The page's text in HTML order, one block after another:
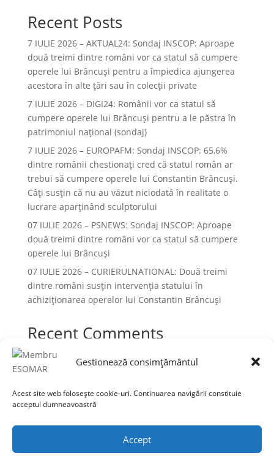
Gestionează consimțământul
Acest site web folosește cookie-uri. Continuarea navigării constituie
acceptul dumneavoastră
Accept
Recent Posts
7 IULIE 2026 – AKTUAL24: Sondaj INSCOP: Aproape
două treimi dintre români vor ca statul să cumpere
operele lui Brâncuşi pentru a împiedica ajungerea
acestora în alte ţări sau în colecţii private
7 IULIE 2026 – DIGI24: Românii vor ca statul să
cumpere operele lui Brâncuși pentru a le păstra în
patrimoniul național (sondaj)
7 IULIE 2026 – EUROPAFM: Sondaj INSCOP: 65,6%
dintre românii chestionați cred că statul român ar
trebui să cumpere operele lui Constantin Brâncuși.
Câți susțin că nu au văzut niciodată în realitate o
lucrare aparținând sculptorului
07 IULIE 2026 – PSNEWS: Sondaj INSCOP: Aproape
două treimi dintre români vor ca statul să cumpere
operele lui Brâncuși
07 IULIE 2026 – CURIERULNATIONAL: Două treimi
dintre români susțin intervenția statului în
achiziționarea operelor lui Constantin Brâncuși
Recent Comments
Niciun comentariu de arătat.
Prelucrarea datelor cu caracter personal
Politica cookies